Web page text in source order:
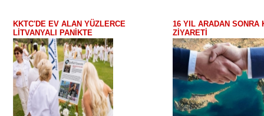
KKTC'DE EV ALAN YÜZLERCE
LİTVANYALI PANİKTE
16 YIL ARADAN SONRA
ZİYARETİ